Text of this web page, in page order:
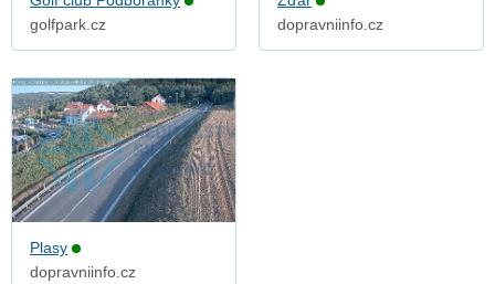
golfpark.cz
dopravniinfo.cz
Plasy
dopravniinfo.cz